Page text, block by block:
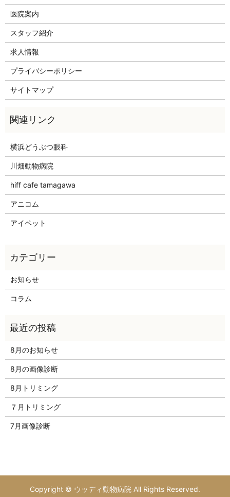
医院案内
スタッフ紹介
求人情報
プライバシーポリシー
サイトマップ
横浜どうぶつ眼科
川畑動物病院
hiff cafe tamagawa
アニコム
アイペット
お知らせ
コラム
8月のお知らせ
8月の画像診断
8月トリミング
７月トリミング
7月画像診断
Copyright © ウッディ動物病院 All Rights Reserved.